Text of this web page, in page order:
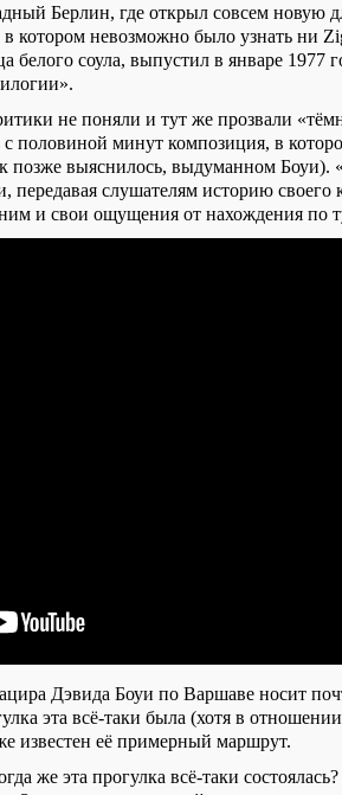
Берлин, где открыл совсем новую
в котором невозможно было узнать ни
белого соула, выпустил в январе 1977
не поняли и тут же прозвали
с половиной минут композиция, в
позже выяснилось, выдуманном Боуи). «
передавая слушателям историю своего
и свои ощущения от нахождения по
Дэвида Боуи по Варшаве носит
эта всё-таки была (хотя в
известен её примерный маршрут.
же эта прогулка всё-таки